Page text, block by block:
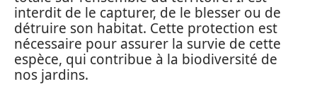
interdit de le capturer, de le blesser ou de
détruire son habitat. Cette protection est
nécessaire pour assurer la survie de cette
espèce, qui contribue à la biodiversité de
nos jardins.